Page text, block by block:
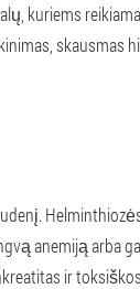
kuriems
skausmas
anemiją arba
ir